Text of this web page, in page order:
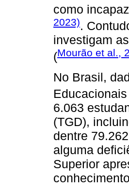
como
2023).
investigam
(Mourão et al.,
No Brasil,
6.063
(TGD),
dentre
alguma
Superior